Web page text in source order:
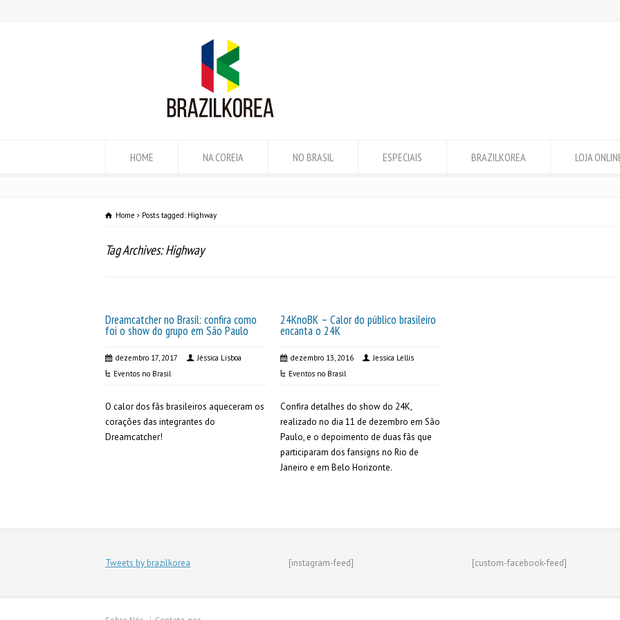
HOME NA COREIA NO BRASIL ESPECIAIS BRAZILKOREA LOJA
Home Posts tagged: Highway
Tag Archives: Highway
Dreamcatcher no Brasil: confira como
foi o show do grupo em São Paulo
dezembro 17, 2017
Jéssica Lisboa
Eventos no Brasil
O calor dos fãs brasileiros aqueceram os
corações das integrantes do
Dreamcatcher!
24KnoBK – Calor do público brasileiro
encanta o 24K
dezembro 13, 2016
Jessica Lellis
Eventos no Brasil
Confira detalhes do show do 24K,
realizado no dia 11 de dezembro em São
Paulo, e o depoimento de duas fãs que
participaram dos fansigns no Rio de
Janeiro e em Belo Horizonte.
Tweets by brazilkorea [instagram-feed] [custom-facebook-feed]